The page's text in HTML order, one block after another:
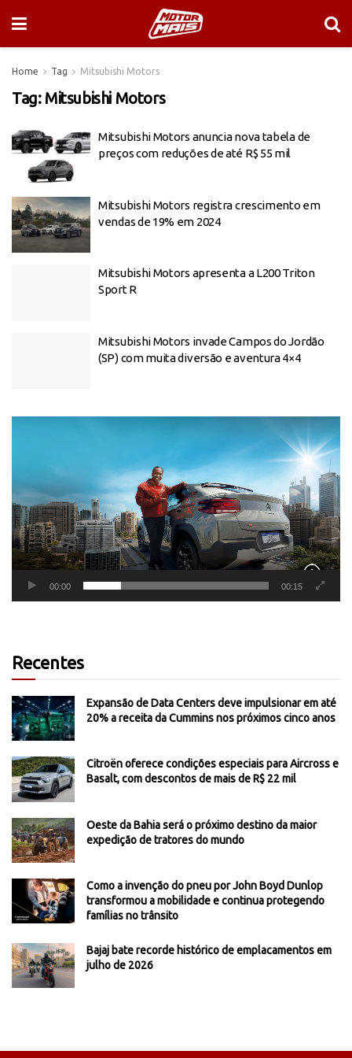
Home Tag Mitsubishi Motors
Tag: Mitsubishi Motors
Mitsubishi Motors anuncia nova tabela de
preços com reduções de até R$ 55 mil
Mitsubishi Motors registra crescimento em
vendas de 19% em 2024
Mitsubishi Motors apresenta a L200 Triton
Sport R
Mitsubishi Motors invade Campos do Jordão
(SP) com muita diversão e aventura 4×4
00:00 00:15
Recentes
Expansão de Data Centers deve impulsionar em até
20% a receita da Cummins nos próximos cinco anos
Citroën oferece condições especiais para Aircross e
Basalt, com descontos de mais de R$ 22 mil
Oeste da Bahia será o próximo destino da maior
expedição de tratores do mundo
Como a invenção do pneu por John Boyd Dunlop
transformou a mobilidade e continua protegendo
famílias no trânsito
Bajaj bate recorde histórico de emplacamentos em
julho de 2026